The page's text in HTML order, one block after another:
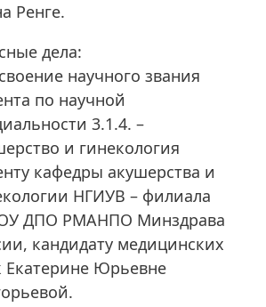
Ренге.
дела:
научного звания
по научной
3.1.4. –
и гинекология
кафедры акушерства и
НГИУВ – филиала
ДПО РМАНПО Минздрава
кандидату медицинских
Екатерине Юрьевне